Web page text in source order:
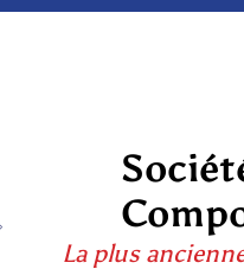
La plus